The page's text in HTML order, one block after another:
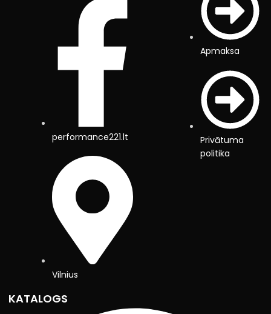
performance221.lt
Vilnius
Apmaksa
Privātuma
politika
KATALOGS